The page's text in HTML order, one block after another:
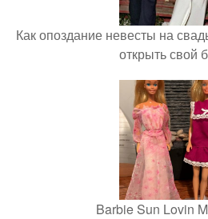
Как опоздание невесты на
открыть свой
Barbie Sun Lovin